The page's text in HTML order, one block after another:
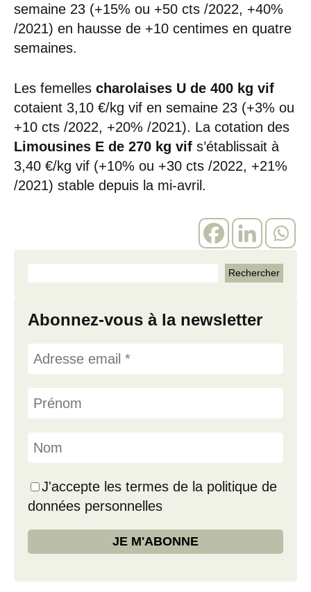
semaine 23 (+15% ou +50 cts /2022, +40%
/2021) en hausse de +10 centimes en quatre
semaines.
Les femelles charolaises U de 400 kg vif
cotaient 3,10 €/kg vif en semaine 23 (+3% ou
+10 cts /2022, +20% /2021). La cotation des
Limousines E de 270 kg vif s’établissait à
3,40 €/kg vif (+10% ou +30 cts /2022, +21%
/2021) stable depuis la mi-avril.
Abonnez-vous à la newsletter
J'accepte les termes de la politique de
données personnelles